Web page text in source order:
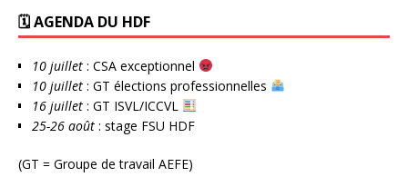
🗓 AGENDA DU HDF
10 juillet : CSA exceptionnel
10 juillet : GT élections professionnelles
16 juillet : GT ISVL/ICCVL
25-26 août : stage FSU HDF
(GT = Groupe de travail AEFE)